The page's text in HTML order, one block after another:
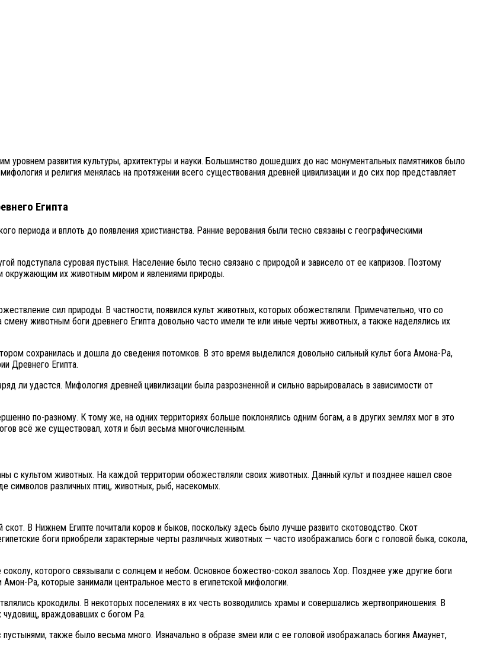
уровнем развития культуры, архитектуры и науки. Большинство дошедших до нас монументальных памятников было
и религия менялась на протяжении всего существования древней цивилизации и до сих пор представляет
Египта
периода и вплоть до появления христианства. Ранние верования были тесно связаны с географическими
подступала суровая пустыня. Население было тесно связано с природой и зависело от ее капризов. Поэтому
окружающим их животным миром и явлениями природы.
сил природы. В частности, появился культ животных, которых обожествляли. Примечательно, что со
животным боги древнего Египта довольно часто имели те или иные черты животных, а также наделялись их
сохранилась и дошла до сведения потомков. В это время выделился довольно сильный культ бога Амона-Ра,
Древнего Египта.
ли удастся. Мифология древней цивилизации была разрозненной и сильно варьировалась в зависимости от
по-разному. К тому же, на одних территориях больше поклонялись одним богам, а в других землях мог в это
всё же существовал, хотя и был весьма многочисленным.
с культом животных. На каждой территории обожествляли своих животных. Данный культ и позднее нашел свое
символов различных птиц, животных, рыб, насекомых.
В Нижнем Египте почитали коров и быков, поскольку здесь было лучше развито скотоводство. Скот
боги приобрели характерные черты различных животных — часто изображались боги с головой быка, сокола,
которого связывали с солнцем и небом. Основное божество-сокол звалось Хор. Позднее уже другие боги
Ра, которые занимали центральное место в египетской мифологии.
крокодилы. В некоторых поселениях в их честь возводились храмы и совершались жертвоприношения. В
чудовищ, враждовавших с богом Ра.
также было весьма много. Изначально в образе змеи или с ее головой изображалась богиня Амаунет,